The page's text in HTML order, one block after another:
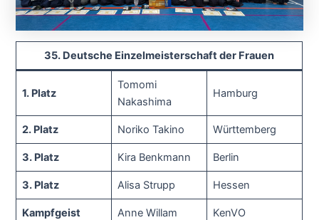
35. Deutsche Einzelmeisterschaft der Frauen
1. Platz
Tomomi
Nakashima
Hamburg
2. Platz Noriko Takino Württemberg
3. Platz Kira Benkmann Berlin
3. Platz Alisa Strupp Hessen
Kampfgeist Anne Willam KenVO